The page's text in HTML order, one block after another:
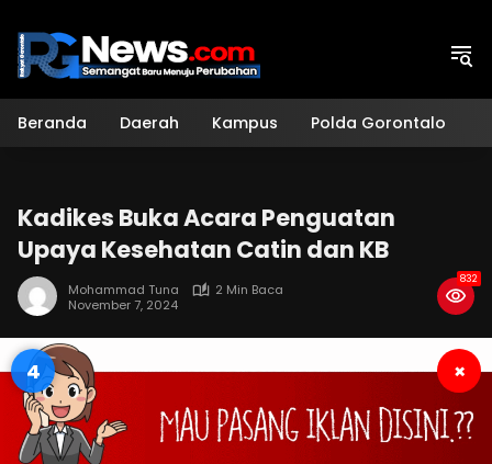
konten
Beranda Daerah Kampus Polda Gorontalo
Kadikes Buka Acara Penguatan
Upaya Kesehatan Catin dan KB
Mohammad Tuna
2 Min Baca
November 7, 2024
832
4 ×